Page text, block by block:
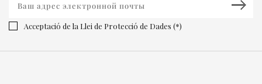
Acceptació de la Llei de Protecció de Dades (*)